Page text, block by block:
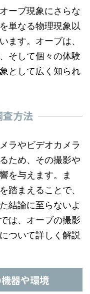
ーブ現象にさらな
単なる物理現象以
ます。オーブは、
そして個々の体験
として広く知られ
方法
ラやビデオカメラ
ため、その撮影や
を与えます。ま
踏まえることで、
結論に至らないよ
は、オーブの撮影
ついて詳しく解説
器や環境